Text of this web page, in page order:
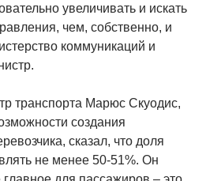
увеличивать и искать
чем, собственно, и
коммуникаций и
транспорта Марюс Скуодис,
создания
сказал, что доля
не менее 50-51%. Он